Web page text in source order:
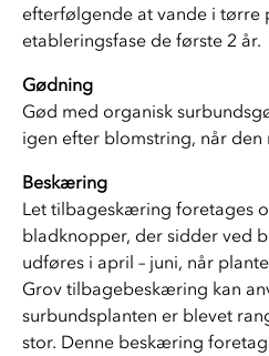
efterfølgende at vande i tørre
etableringsfase de første 2 år.
Gødning
Gød med organisk
igen efter blomstring, når
Beskæring
Let tilbageskæring foretages
bladknopper, der sidder ved
udføres i april – juni, når
Grov tilbagebeskæring kan
surbundsplanten er blevet
stor. Denne beskæring